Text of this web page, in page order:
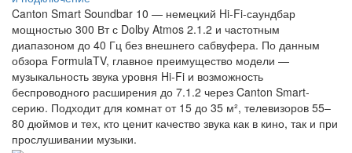
Canton Smart Soundbar 10 — немецкий Hi-Fi-саундбар
мощностью 300 Вт с Dolby Atmos 2.1.2 и частотным
диапазоном до 40 Гц без внешнего сабвуфера. По данным
обзора FormulaTV, главное преимущество модели —
музыкальность звука уровня Hi-Fi и возможность
беспроводного расширения до 7.1.2 через Canton Smart-
серию. Подходит для комнат от 15 до 35 м², телевизоров 55–
80 дюймов и тех, кто ценит качество звука как в кино, так и при
прослушивании музыки.